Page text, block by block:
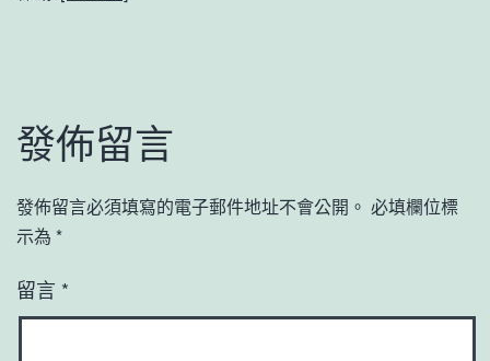
發佈留言
發佈留言必須填寫的電子郵件地址不會公開。 必填欄位標
示為 *
留言 *